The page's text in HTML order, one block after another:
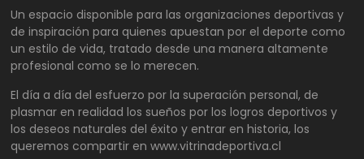
Un espacio disponible para las organizaciones deportivas y
de inspiración para quienes apuestan por el deporte como
un estilo de vida, tratado desde una manera altamente
profesional como se lo merecen.
El día a día del esfuerzo por la superación personal, de
plasmar en realidad los sueños por los logros deportivos y
los deseos naturales del éxito y entrar en historia, los
queremos compartir en www.vitrinadeportiva.cl